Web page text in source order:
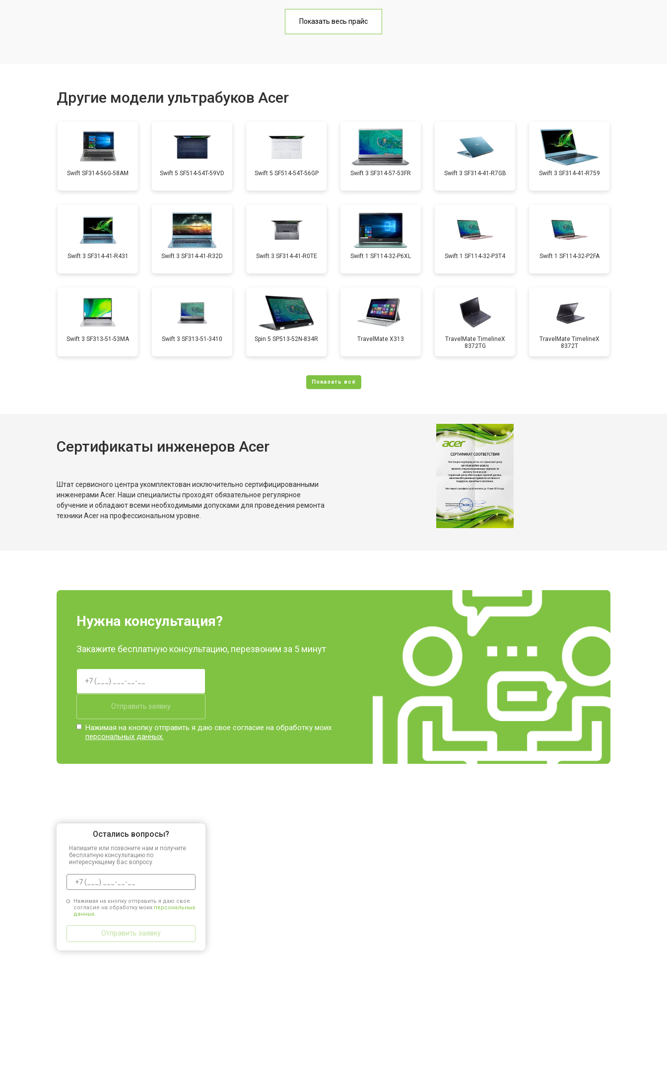
от 70 мин
Установка видеокарты от 60 мин от 1350 ₽ Заказать
Замена микрофона от 70 мин от 1950 ₽
Замена кулера от 50 мин от 1950 ₽ Заказать
Замена HDMI порта от 50 мин от 1750 ₽ Заказать
Замена матрицы от 110 мин от 3950 ₽ Заказать
от 60 мин
от 1450 ₽
Показать весь прайс
Другие модели ультрабуков Acer
Swift SF314-56G-58AM Swift 5 SF514-54T-59VD Swift 5 SF514-54T-56GP Swift 3 SF314-57-53FR Swift 3 SF314-41-R7GB Swift 3 SF314-41-R759
Swift 3 SF314-41-R431 Swift 3 SF314-41-R32D Swift 3 SF314-41-R0TE Swift 1 SF114-32-P6XL Swift 1 SF114-32-P3T4 Swift 1 SF114-32-P2FA
Swift 3 SF313-51-53MA Swift 3 SF313-51-3410 Spin 5 SP513-52N-834R TravelMate X313
TravelMate TimelineX
8372TG
TravelMate TimelineX
8372T
Сертификаты инженеров Acer
Штат сервисного центра укомплектован исключительно сертифицированными
инженерами Acer. Наши специалисты проходят обязательное регулярное
обучение и обладают всеми необходимыми допусками для проведения ремонта
техники Acer на профессиональном уровне.
Нужна консультация?
Закажите бесплатную консультацию, перезвоним за 5 минут
Отправить заявку
Нажимая на кнопку отправить я даю свое согласие на обработку моих
персональных данных.
Остались вопросы?
Напишите или позвоните нам и получите
бесплатную консультацию по
интересующему Вас вопросу.
Нажимая на кнопку отправить я даю свое
согласие на обработку моих персональных
данных.
Отправить заявку